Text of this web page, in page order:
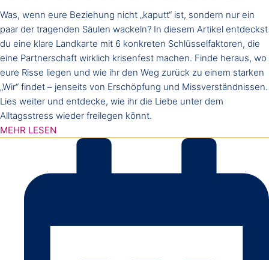
Was, wenn eure Beziehung nicht „kaputt“ ist, sondern nur ein
paar der tragenden Säulen wackeln? In diesem Artikel entdeckst
du eine klare Landkarte mit 6 konkreten Schlüsselfaktoren, die
eine Partnerschaft wirklich krisenfest machen. Finde heraus, wo
eure Risse liegen und wie ihr den Weg zurück zu einem starken
„Wir“ findet – jenseits von Erschöpfung und Missverständnissen.
Lies weiter und entdecke, wie ihr die Liebe unter dem
Alltagsstress wieder freilegen könnt.
MEHR LESEN